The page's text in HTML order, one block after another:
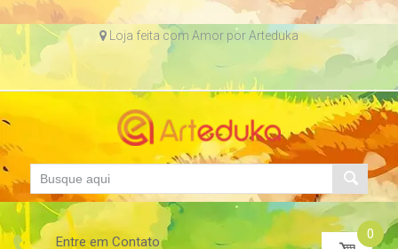
Skip
to
Loja feita com Amor por Arteduka
Entre em Contato 0